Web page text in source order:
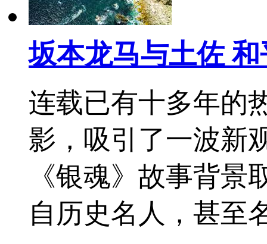
坂本龙马与土佐
连载已有十多年的
影，吸引了一波新
《银魂》故事背
自历史名人，甚